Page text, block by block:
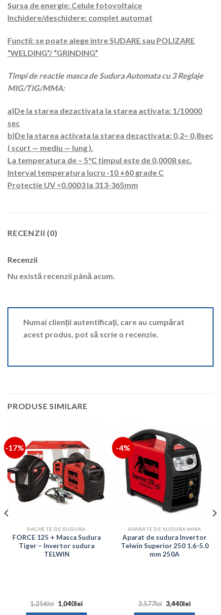
Sursa de energie: Celule fotovoltaice
Inchidere/deschidere: complet automat
Functii: se poate alege intre SUDARE sau POLIZARE
“WELDING”/ “GRINDING”
Timpi de reactie masca de Sudura Automata cu 3 Reglaje
MIG/TIG/MMA:
a)De la starea dezactivata la starea activata: 1/10000
sec
b)De la starea activata la starea dezactivata: 0,2~ 0,8sec
( scurt — mediu — lung ).
La temperatura de – 5°C timpul este de 0,0008 sec.
Interval temperatura lucru -10 +60 grade C
Protectie UV <0.0003 la 313-365mm
RECENZII (0)
Recenzii
Nu există recenzii până acum.
Numai clienții autentificați, care au cumpărat
acest produs, pot să scrie o recenzie.
PRODUSE SIMILARE
-17%
PACHETE DE SUDURA
FORCE 125 + Masca Sudura
Tiger – Invertor sudura
TELWIN
1,256lei Prețul
inițial
1,040leiPrețul
-4%
APARATE DE SUDURA MMA
Aparat de sudura Invertor
Telwin Superior 250 1.6-5.0
mm 250A
3,577lei Prețul
inițial
3,440leiPrețul